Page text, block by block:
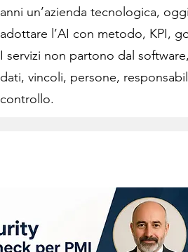
anni un’azienda tecnologica,
adottare l’AI con metodo, KPI,
I servizi non partono dal
dati, vincoli, persone,
controllo.